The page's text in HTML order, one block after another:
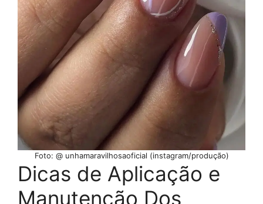
Foto: @ unhamaravilhosaoficial (instagram/produção)
Dicas de Aplicação e
Manutenção Dos